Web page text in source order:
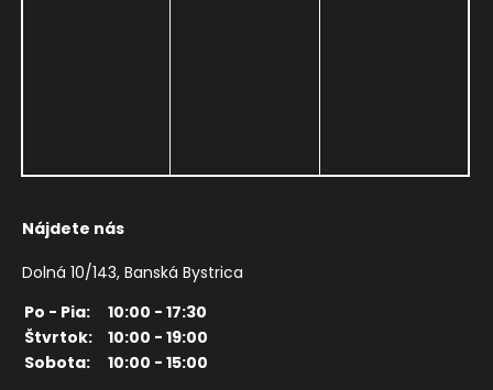
Nájdete nás
Dolná 10/143, Banská Bystrica
Po - Pia:
10:00 - 17:30
Štvrtok:
10:00 - 19:00
Sobota:
10:00 - 15:00